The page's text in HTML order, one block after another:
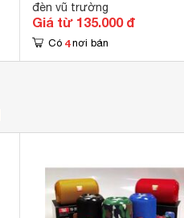
đèn vũ trường
Giá từ 135.000 đ
Có 4 nơi bán